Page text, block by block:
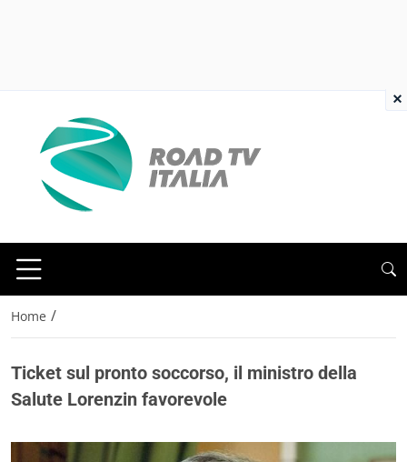
Home /
Ticket sul pronto soccorso, il ministro della
Salute Lorenzin favorevole
×